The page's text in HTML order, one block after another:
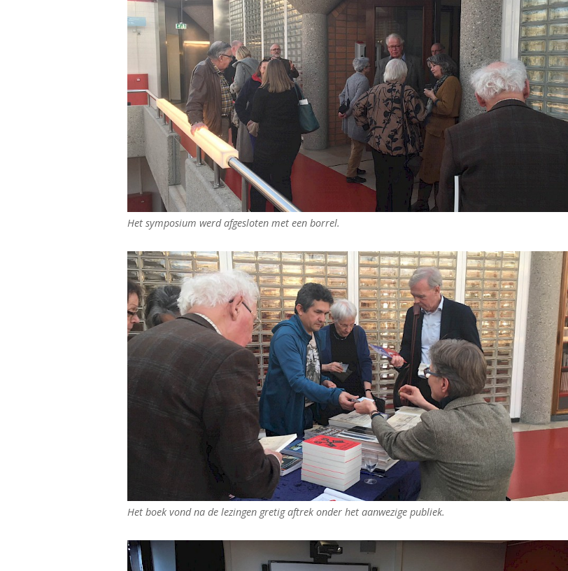
Het symposium werd afgesloten met een borrel.
Het boek vond na de lezingen gretig aftrek onder het aanwezige publiek.